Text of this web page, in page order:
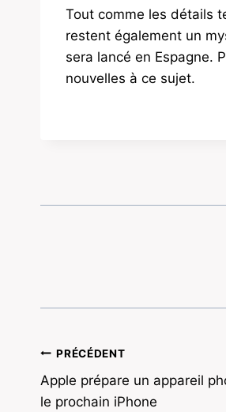
Tout comme les détails
restent également un
sera lancé en Espagne.
nouvelles à ce sujet.
Navigation
de
PRÉCÉDENT
Apple prépare un appareil
le prochain iPhone